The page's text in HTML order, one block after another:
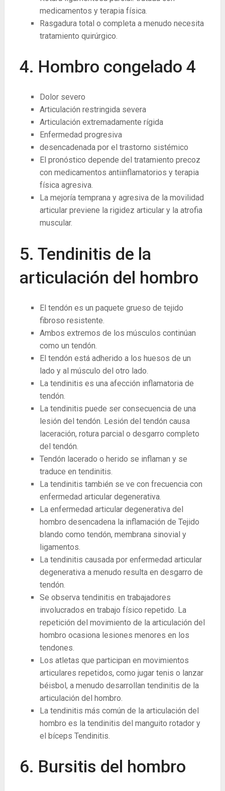
medicamentos y terapia física.
Rasgadura total o completa a menudo necesita
tratamiento quirúrgico.
4. Hombro congelado 4
Dolor severo
Articulación restringida severa
Articulación extremadamente rígida
Enfermedad progresiva
desencadenada por el trastorno sistémico
El pronóstico depende del tratamiento precoz
con medicamentos antiinflamatorios y terapia
física agresiva.
La mejoría temprana y agresiva de la movilidad
articular previene la rigidez articular y la atrofia
muscular.
5. Tendinitis de la
articulación del hombro
El tendón es un paquete grueso de tejido
fibroso resistente.
Ambos extremos de los músculos continúan
como un tendón.
El tendón está adherido a los huesos de un
lado y al músculo del otro lado.
La tendinitis es una afección inflamatoria de
tendón.
La tendinitis puede ser consecuencia de una
lesión del tendón. Lesión del tendón causa
laceración, rotura parcial o desgarro completo
del tendón.
Tendón lacerado o herido se inflaman y se
traduce en tendinitis.
La tendinitis también se ve con frecuencia con
enfermedad articular degenerativa.
La enfermedad articular degenerativa del
hombro desencadena la inflamación de Tejido
blando como tendón, membrana sinovial y
ligamentos.
La tendinitis causada por enfermedad articular
degenerativa a menudo resulta en desgarro de
tendón.
Se observa tendinitis en trabajadores
involucrados en trabajo físico repetido. La
repetición del movimiento de la articulación del
hombro ocasiona lesiones menores en los
tendones.
Los atletas que participan en movimientos
articulares repetidos, como jugar tenis o lanzar
béisbol, a menudo desarrollan tendinitis de la
articulación del hombro.
La tendinitis más común de la articulación del
hombro es la tendinitis del manguito rotador y
el bíceps Tendinitis.
6. Bursitis del hombro